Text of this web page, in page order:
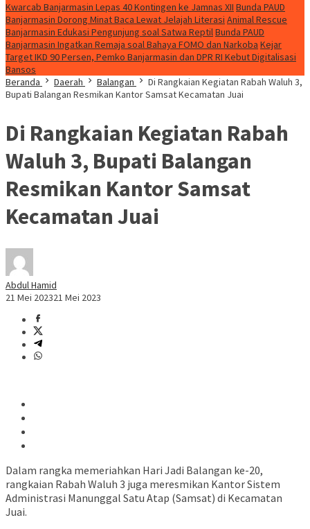
Kwarcab Banjarmasin Lepas 40 Kontingen ke Jamnas XII Bunda PAUD
Banjarmasin Dorong Minat Baca Lewat Jelajah Literasi Animal Rescue
Banjarmasin Edukasi Pengunjung soal Satwa ReptilBunda PAUD
Banjarmasin Ingatkan Remaja soal Bahaya FOMO dan Narkoba Kejar
Target IKD 90 Persen, Pemko Banjarmasin dan DPR RI Kebut Digitalisasi
Bansos
Beranda
Daerah Balangan
Di Rangkaian Kegiatan Rabah Waluh 3,
Bupati Balangan Resmikan Kantor Samsat Kecamatan Juai
Di Rangkaian Kegiatan Rabah
Waluh 3, Bupati Balangan
Resmikan Kantor Samsat
Kecamatan Juai
Abdul Hamid
21 Mei 202321 Mei 2023
Dalam rangka memeriahkan Hari Jadi Balangan ke-20,
rangkaian Rabah Waluh 3 juga meresmikan Kantor Sistem
Administrasi Manunggal Satu Atap (Samsat) di Kecamatan
Juai.